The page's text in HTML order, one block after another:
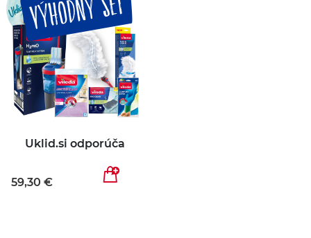
VÝHODNÝ SET
Uklid.si odporúča
59,30 €